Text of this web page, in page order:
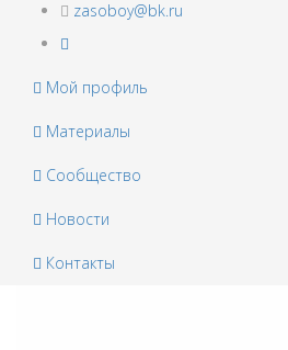
zasoboy@bk.ru
Мой профиль
Материалы
Сообщество
Новости
Контакты